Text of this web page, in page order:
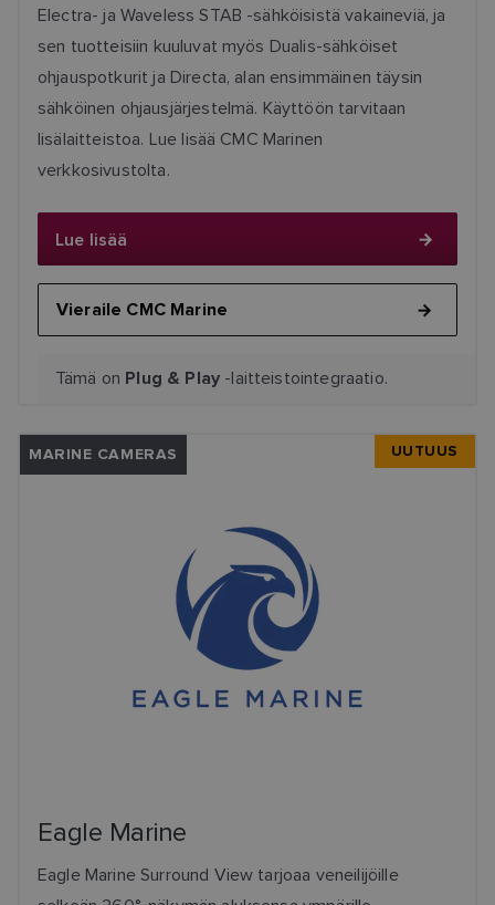
Electra- ja Waveless STAB -sähköisistä vakaineviä, ja
sen tuotteisiin kuuluvat myös Dualis-sähköiset
ohjauspotkurit ja Directa, alan ensimmäinen täysin
sähköinen ohjausjärjestelmä. Käyttöön tarvitaan
lisälaitteistoa. Lue lisää CMC Marinen
verkkosivustolta.
Lue lisää
Vieraile CMC Marine
Tämä on Plug & Play -laitteistointegraatio.
MARINE CAMERAS UUTUUS
Eagle Marine
Eagle Marine Surround View tarjoaa veneilijöille